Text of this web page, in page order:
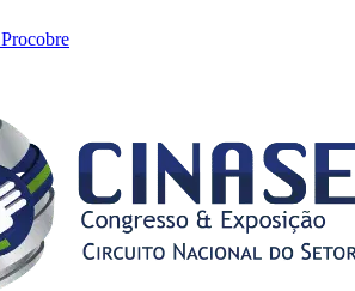
Procobre